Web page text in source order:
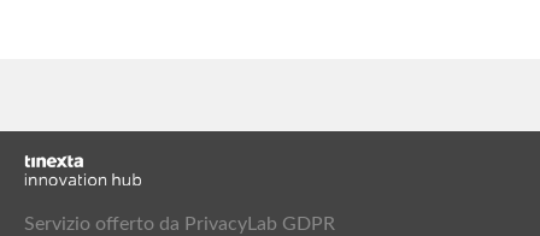
Servizio offerto da PrivacyLab GDPR